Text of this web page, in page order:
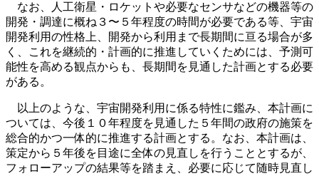
なお、人工衛星・ロケットや必要なセンサなどの機器等の
開発・調達に概ね３〜５年程度の時間が必要である等、宇宙
開発利用の性格上、開発から利用まで長期間に亘る場合が多
く、これを継続的・計画的に推進していくためには、予測可
能性を高める観点からも、長期間を見通した計画とする必要
がある。
以上のような、宇宙開発利用に係る特性に鑑み、本計画に
ついては、今後１０年程度を見通した５年間の政府の施策を
総合的かつ一体的に推進する計画とする。なお、本計画は、
策定から５年後を目途に全体の見直しを行うこととするが、
フォローアップの結果等を踏まえ、必要に応じて随時見直し